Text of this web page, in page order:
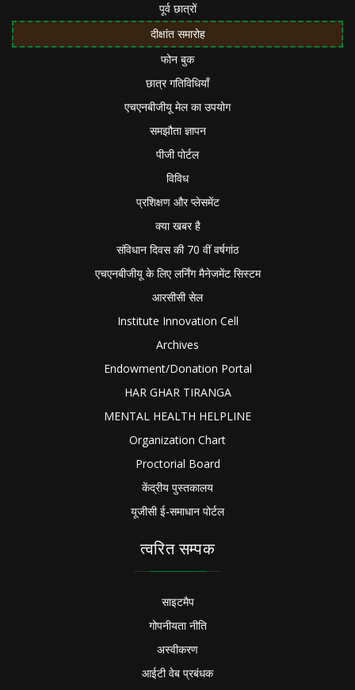
पूर्व छात्रों
दीक्षांत समारोह
फोन बुक
छात्र गतिविधियाँ
एचएनबीजीयू मेल का उपयोग
समझौता ज्ञापन
पीजी पोर्टल
विविध
प्रशिक्षण और प्लेसमेंट
क्या खबर है
संविधान दिवस की 70 वीं वर्षगांठ
एचएनबीजीयू के लिए लर्निंग मैनेजमेंट सिस्टम
आरसीसी सेल
Institute Innovation Cell
Archives
Endowment/Donation Portal
HAR GHAR TIRANGA
MENTAL HEALTH HELPLINE
Organization Chart
Proctorial Board
केंद्रीय पुस्तकालय
यूजीसी ई-समाधान पोर्टल
त्वरित सम्पक
साइटमैप
गोपनीयता नीति
अस्वीकरण
आईटी वेब प्रबंधक